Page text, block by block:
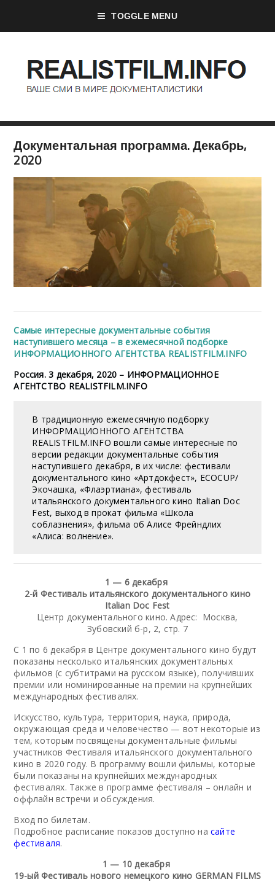
TOGGLE MENU
Документальная программа. Декабрь,
2020
Cамые интересные документальные события
наступившего месяца – в ежемесячной подборке
ИНФОРМАЦИОННОГО АГЕНТСТВА REALISTFILM.INFO
Россия. 3 декабря, 2020 – ИНФОРМАЦИОННОЕ
АГЕНТСТВО REALISTFILM.INFO
В традиционную ежемесячную подборку
ИНФОРМАЦИОННОГО АГЕНТСТВА
REALISTFILM.INFO вошли самые интересные по
версии редакции документальные события
наступившего декабря, в их числе: фестивали
документального кино «Артдокфест», ECOCUP/
Экочашка, «Флаэртиана», фестиваль
итальянского документального кино Italian Doc
Fest, выход в прокат фильма «Школа
соблазнения», фильма об Алисе Фрейндлих
«Алиса: волнение».
1 — 6 декабря
2-й Фестиваль итальянского документального кино
Italian Doc Fest
Центр документального кино. Адрес: Москва,
Зубовский б-р, 2, стр. 7
С 1 по 6 декабря в Центре документального кино будут
показаны несколько итальянских документальных
фильмов (с субтитрами на русском языке), получивших
премии или номинированные на премии на крупнейших
международных фестивалях.
Искусство, культура, территория, наука, природа,
окружающая среда и человечество — вот некоторые из
тем, которым посвящены документальные фильмы
участников Фестиваля итальянского документального
кино в 2020 году. В программу вошли фильмы, которые
были показаны на крупнейших международных
фестивалях. Также в программе фестиваля – онлайн и
оффлайн встречи и обсуждения.
Вход по билетам.
Подробное расписание показов доступно насайте
фестиваля.
1 — 10 декабря
19-ый Фестиваль нового немецкого кино GERMAN FILMS